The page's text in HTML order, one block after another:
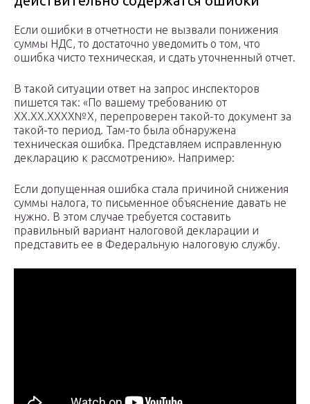
Если ошибки в отчетности не вызвали понижения
суммы НДС, то достаточно уведомить о том, что
ошибка чисто техническая, и сдать уточненный отчет.
В такой ситуации ответ на запрос инспекторов
пишется так: «По вашему требованию от
ХХ.ХХ.ХХХХ№Х, перепроверен такой-то документ за
такой-то период. Там-то была обнаружена
техническая ошибка. Представляем исправленную
декларацию к рассмотрению». Например:
Если допущенная ошибка стала причиной снижения
суммы налога, то письменное объяснение давать не
нужно. В этом случае требуется составить
правильный вариант налоговой декларации и
представить ее в Федеральную налоговую службу.